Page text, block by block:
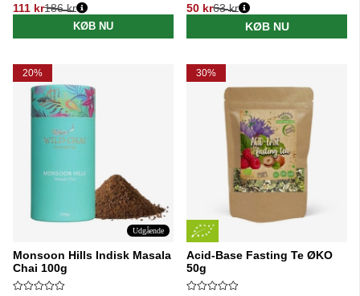
111 kr
Normalpris:
186 kr
KØB NU
50 kr
Normalpris:
63 kr
KØB NU
20%
Udgående
Monsoon Hills Indisk Masala
Chai 100g
30%
Acid-Base Fasting Te ØKO
50g